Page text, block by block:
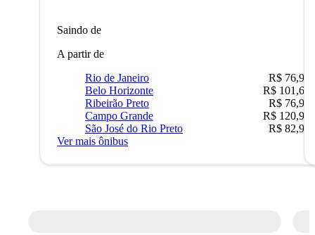
Saindo de
A partir de
Rio de Janeiro
R$ 76,90
Belo Horizonte
R$ 101,67
Ribeirão Preto
R$ 76,90
Campo Grande
R$ 120,90
São José do Rio Preto
R$ 82,90
Ver mais ônibus